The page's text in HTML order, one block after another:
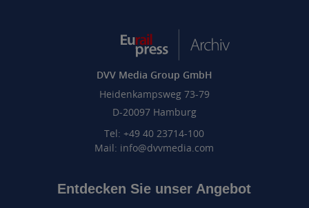
DVV Media Group GmbH
Heidenkampsweg 73-79
D-20097 Hamburg
Tel: +49 40 23714-100
Mail: info@dvvmedia.com
Entdecken Sie unser Angebot